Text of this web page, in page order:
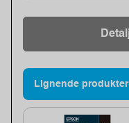
Lignende produkter